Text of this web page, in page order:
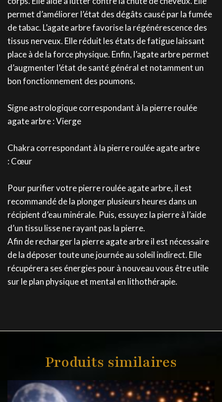
permet d’améliorer l’état des dégâts causé par la fumée
de tabac. L’agate arbre favorise la régénérescence des
tissus nerveux. Elle réduit les états de fatigue laissant
place à de la force physique. Enfin, l’agate arbre permet
d’augmenter l’état de santé général et notamment un
bon fonctionnement des poumons.
Signe astrologique correspondant à la pierre roulée
agate arbre : Vierge
Chakra correspondant à la pierre roulée agate arbre
: Cœur
Pour purifier votre pierre roulée agate arbre, il est
recommandé de la plonger plusieurs heures dans un
récipient d’eau minérale. Puis, essuyez la pierre à l’aide
d’un tissu lisse ne rayant pas la pierre.
Afin de recharger la pierre agate arbre il est nécessaire
de la déposer toute une journée au soleil indirect. Elle
récupérera ses énergies pour à nouveau vous être utile
sur le plan physique et mental en lithothérapie.
Produits similaires